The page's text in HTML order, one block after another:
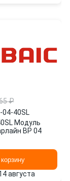
₽
04-40SL
Модуль
BP 04
августа